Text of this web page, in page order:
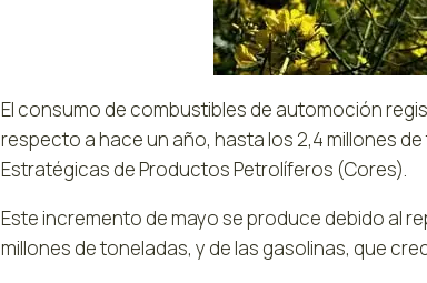
El consumo de combustibles de automoción
respecto a hace un año, hasta los 2,4 millones
Estratégicas de Productos Petrolíferos (Cores).
Este incremento de mayo se produce debido al
millones de toneladas, y de las gasolinas, que